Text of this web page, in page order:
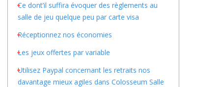
Ce dont’il suffira évoquer des règlements au
salle de jeu quelque peu par carte visa
Réceptionnez nos économies
Les jeux offertes par variable
Utilisez Paypal concernant les retraits nos
davantage mieux agiles dans Colosseum Salle